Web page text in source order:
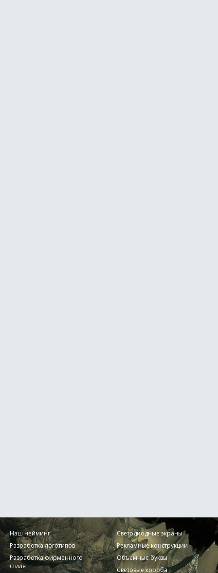
Наш нейминг
Разработка логотипов
Разработка фирменного
стиля
Светодиодные экраны
Рекламные конструкции
Объемные буквы
Световые короба